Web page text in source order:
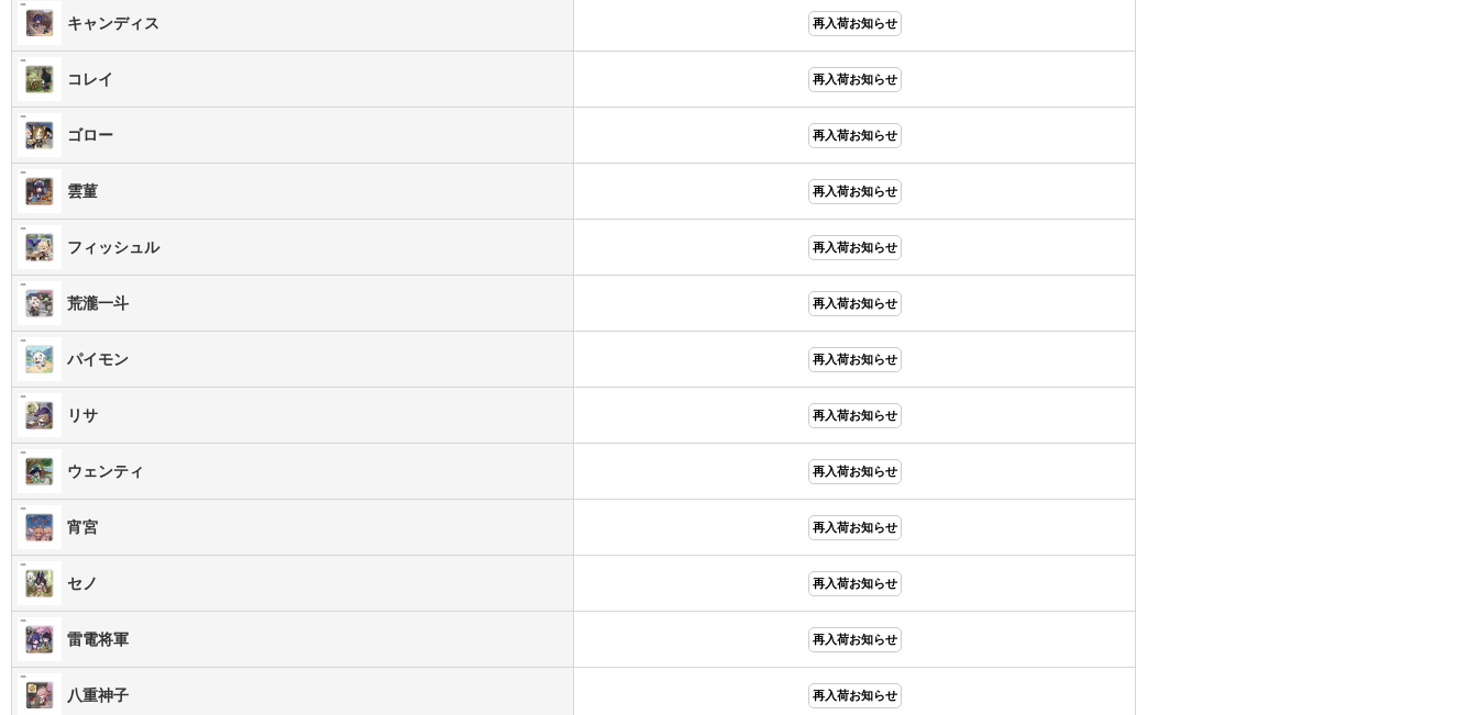
キャンディス 再入荷お知らせ
コレイ 再入荷お知らせ
ゴロー 再入荷お知らせ
雲菫 再入荷お知らせ
フィッシュル 再入荷お知らせ
荒瀧一斗 再入荷お知らせ
パイモン 再入荷お知らせ
リサ 再入荷お知らせ
ウェンティ 再入荷お知らせ
宵宮 再入荷お知らせ
セノ 再入荷お知らせ
雷電将軍 再入荷お知らせ
八重神子 再入荷お知らせ